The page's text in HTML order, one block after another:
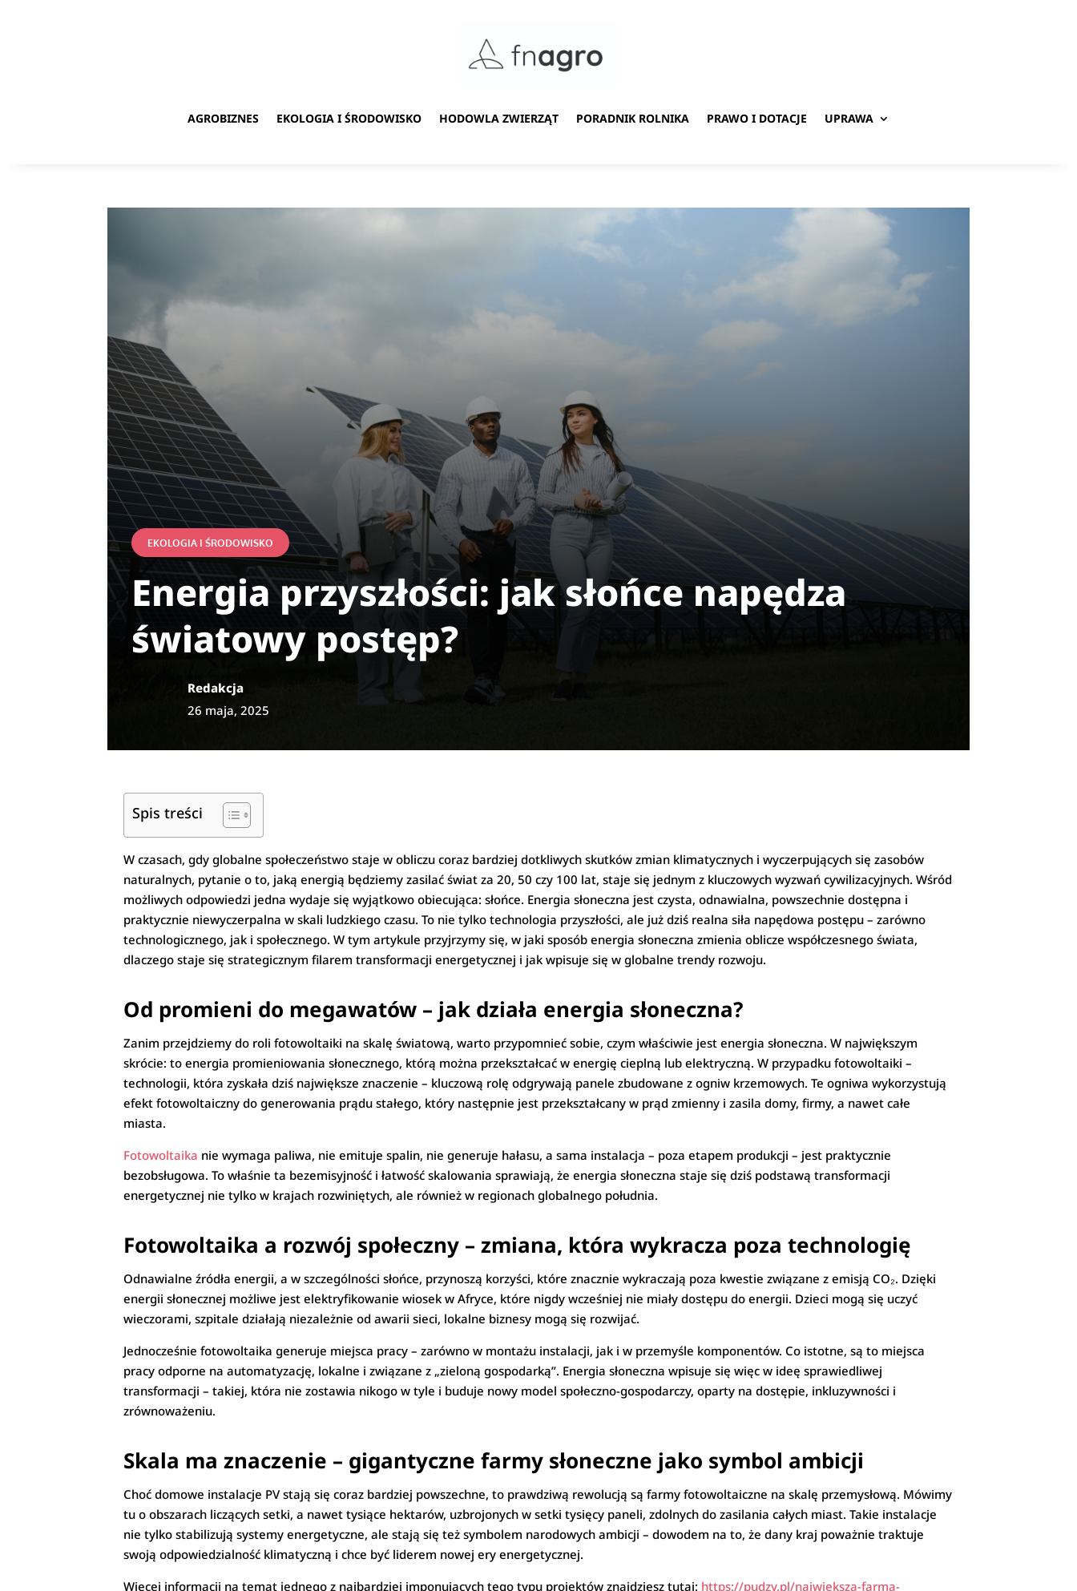
AGROBIZNES EKOLOGIA I ŚRODOWISKO HODOWLA ZWIERZĄT PORADNIK ROLNIKA PRAWO I DOTACJE UPRAWA
EKOLOGIA I ŚRODOWISKO
Energia przyszłości: jak słońce napędza
światowy postęp?
Redakcja
26 maja, 2025
Spis treści
W czasach, gdy globalne społeczeństwo staje w obliczu coraz bardziej dotkliwych skutków zmian klimatycznych i wyczerpujących się zasobów
naturalnych, pytanie o to, jaką energią będziemy zasilać świat za 20, 50 czy 100 lat, staje się jednym z kluczowych wyzwań cywilizacyjnych. Wśród
możliwych odpowiedzi jedna wydaje się wyjątkowo obiecująca: słońce. Energia słoneczna jest czysta, odnawialna, powszechnie dostępna i
praktycznie niewyczerpalna w skali ludzkiego czasu. To nie tylko technologia przyszłości, ale już dziś realna siła napędowa postępu – zarówno
technologicznego, jak i społecznego. W tym artykule przyjrzymy się, w jaki sposób energia słoneczna zmienia oblicze współczesnego świata,
dlaczego staje się strategicznym filarem transformacji energetycznej i jak wpisuje się w globalne trendy rozwoju.
Od promieni do megawatów – jak działa energia słoneczna?
Zanim przejdziemy do roli fotowoltaiki na skalę światową, warto przypomnieć sobie, czym właściwie jest energia słoneczna. W największym
skrócie: to energia promieniowania słonecznego, którą można przekształcać w energię cieplną lub elektryczną. W przypadku fotowoltaiki –
technologii, która zyskała dziś największe znaczenie – kluczową rolę odgrywają panele zbudowane z ogniw krzemowych. Te ogniwa wykorzystują
efekt fotowoltaiczny do generowania prądu stałego, który następnie jest przekształcany w prąd zmienny i zasila domy, firmy, a nawet całe
miasta.
Fotowoltaika nie wymaga paliwa, nie emituje spalin, nie generuje hałasu, a sama instalacja – poza etapem produkcji – jest praktycznie
bezobsługowa. To właśnie ta bezemisyjność i łatwość skalowania sprawiają, że energia słoneczna staje się dziś podstawą transformacji
energetycznej nie tylko w krajach rozwiniętych, ale również w regionach globalnego południa.
Fotowoltaika a rozwój społeczny – zmiana, która wykracza poza technologię
Odnawialne źródła energii, a w szczególności słońce, przynoszą korzyści, które znacznie wykraczają poza kwestie związane z emisją CO₂. Dzięki
energii słonecznej możliwe jest elektryfikowanie wiosek w Afryce, które nigdy wcześniej nie miały dostępu do energii. Dzieci mogą się uczyć
wieczorami, szpitale działają niezależnie od awarii sieci, lokalne biznesy mogą się rozwijać.
Jednocześnie fotowoltaika generuje miejsca pracy – zarówno w montażu instalacji, jak i w przemyśle komponentów. Co istotne, są to miejsca
pracy odporne na automatyzację, lokalne i związane z „zieloną gospodarką”. Energia słoneczna wpisuje się więc w ideę sprawiedliwej
transformacji – takiej, która nie zostawia nikogo w tyle i buduje nowy model społeczno-gospodarczy, oparty na dostępie, inkluzywności i
zrównoważeniu.
Skala ma znaczenie – gigantyczne farmy słoneczne jako symbol ambicji
Choć domowe instalacje PV stają się coraz bardziej powszechne, to prawdziwą rewolucją są farmy fotowoltaiczne na skalę przemysłową. Mówimy
tu o obszarach liczących setki, a nawet tysiące hektarów, uzbrojonych w setki tysięcy paneli, zdolnych do zasilania całych miast. Takie instalacje
nie tylko stabilizują systemy energetyczne, ale stają się też symbolem narodowych ambicji – dowodem na to, że dany kraj poważnie traktuje
swoją odpowiedzialność klimatyczną i chce być liderem nowej ery energetycznej.
Więcej informacji na temat jednego z najbardziej imponujących tego typu projektów znajdziesz tutaj: https://pudzy.pl/najwieksza-farma-